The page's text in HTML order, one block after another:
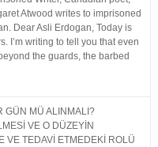
Atwood writes to imprisoned
Dear Asli Erdogan, Today is
I’m writing to tell you that even
the guards, the barbed
GÜN MÜ ALINMALI?
VE O DÜZEYİN
VE TEDAVİ ETMEDEKİ ROLÜ